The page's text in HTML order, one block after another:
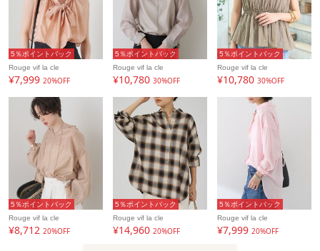
います。予めご了承下さい。
※商品を使用前に、タグ等に記載されている「取り扱い上の
注意書き」
「洗濯表示」を必ずご確認ください。
※商品に不良が無い場合、包装紙および箱の彼損がございま
しても発送いたします。
あらかじめご了承ください。
アイテム情報
配送料
送料無料
（税込5,000円以上ご購入で送料無料）
5％ポイントバック
Rouge vif la cle
¥7,999 20%OFF
5％ポイントバック
Rouge vif la cle
¥10,780 30%OFF
5％ポイントバック
Rouge vif la cle
¥10,780 30%OFF
5％ポイントバック
Rouge vif la cle
¥8,712 20%OFF
5％ポイントバック
Rouge vif la cle
¥14,960 20%OFF
5％ポイントバック
Rouge vif la cle
¥7,999 20%OFF